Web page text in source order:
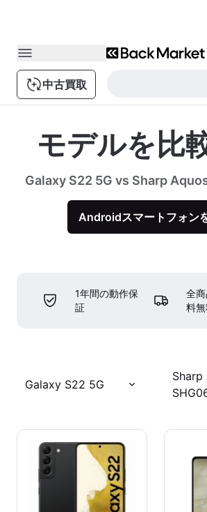
中古買取
モデルを比
Galaxy S22 5G vs Sharp
Androidスマートフォン
1年間の動作保
証
全
料
Galaxy S22 5G
Sharp